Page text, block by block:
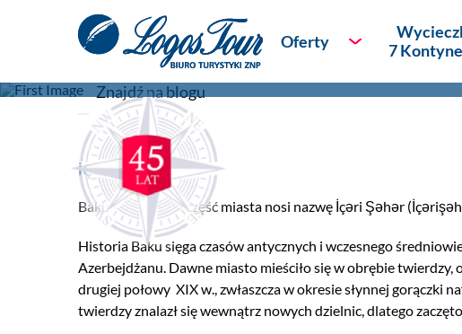
Oferty
Podróże dla Koneserów
Sylwester
Wycieczki na 7
Rejsy
7
İçəri Şəhər - wewnętrzne miasto
| Blog/Egzotyczne podróże
İÇƏRI ŞƏHƏR
Baku - najstarsza część miasta nosi nazwę İçəri Şəhər
Historia Baku sięga czasów antycznych i wczesnego
Azerbejdżanu. Dawne miasto mieściło się w obrębie
drugiej połowy XIX w., zwłaszcza w okresie słynnej gorączki
twierdzy znalazł się wewnątrz nowych dzielnic, dlatego